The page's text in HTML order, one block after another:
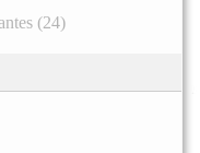
(24)